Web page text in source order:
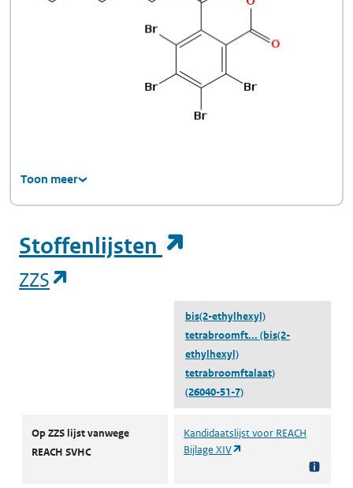
Toon meer
Stoffenlijsten
ZZS
bis(2-ethylhexyl)
tetrabroomft... (bis(2-
ethylhexyl)
tetrabroomftalaat)
(26040-51-7)
Op ZZS lijst vanwege
REACH SVHC
Kandidaatslijst voor REACH
Bijlage XIV